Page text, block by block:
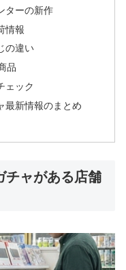
ターの新作
情報
の違い
品
ェック
最新情報のまとめ
チャがある店舗